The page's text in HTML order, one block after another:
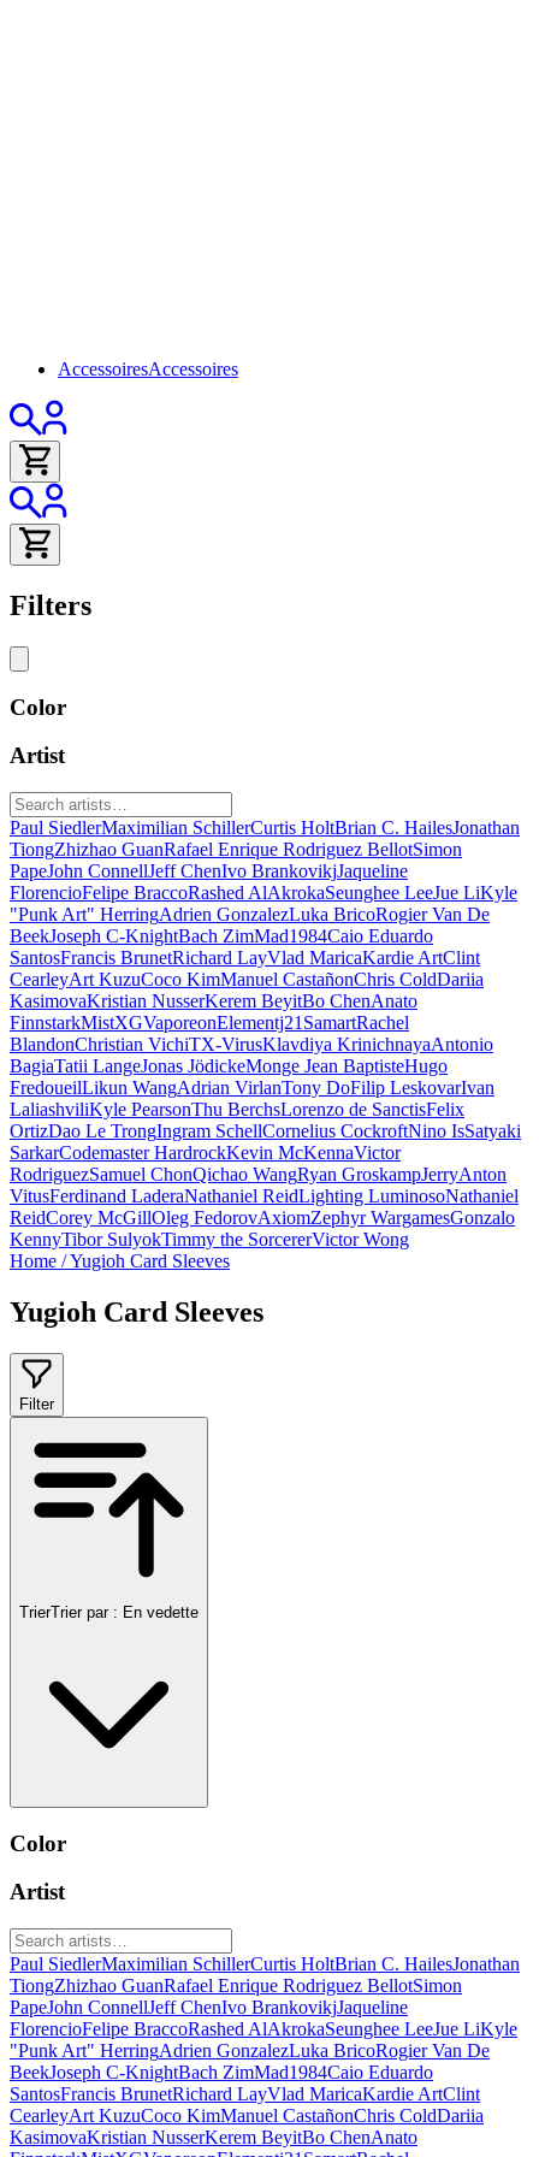
AccessoiresAccessoires
Filters
Color
Artist
Paul SiedlerMaximilian SchillerCurtis HoltBrian C. HailesJonathan
TiongZhizhao GuanRafael Enrique Rodriguez BellotSimon
PapeJohn ConnellJeff ChenIvo BrankovikjJaqueline
FlorencioFelipe BraccoRashed AlAkrokaSeunghee LeeJue LiKyle
"Punk Art" HerringAdrien GonzalezLuka BricoRogier Van De
BeekJoseph C-KnightBach ZimMad1984Caio Eduardo
SantosFrancis BrunetRichard LayVlad MaricaKardie ArtClint
CearleyArt KuzuCoco KimManuel CastañonChris ColdDariia
KasimovaKristian NusserKerem BeyitBo ChenAnato
FinnstarkMistXGVaporeonElementj21 SamartRachel
BlandonChristian VichiTX-VirusKlavdiya KrinichnayaAntonio
BagiaTatii LangeJonas JödickeMonge Jean BaptisteHugo
FredoueilLikun WangAdrian VirlanTony DoFilip LeskovarIvan
LaliashviliKyle PearsonThu BerchsLorenzo de SanctisFelix
OrtizDao Le TrongIngram SchellCornelius CockroftNino IsSatyaki
SarkarCodemaster HardrockKevin McKennaVictor
RodriguezSamuel ChonQichao WangRyan GroskampJerryAnton
VitusFerdinand LaderaNathaniel ReidLighting LuminosoNathaniel
ReidCorey McGillOleg FedorovAxiomZephyr WargamesGonzalo
KennyTibor SulyokTimmy the SorcererVictor Wong
Home /Yugioh Card Sleeves
Yugioh Card Sleeves
Filter
TrierTrier par : En vedette
Color
Artist
Paul SiedlerMaximilian SchillerCurtis HoltBrian C. HailesJonathan
TiongZhizhao GuanRafael Enrique Rodriguez BellotSimon
PapeJohn ConnellJeff ChenIvo BrankovikjJaqueline
FlorencioFelipe BraccoRashed AlAkrokaSeunghee LeeJue LiKyle
"Punk Art" HerringAdrien GonzalezLuka BricoRogier Van De
BeekJoseph C-KnightBach ZimMad1984Caio Eduardo
SantosFrancis BrunetRichard LayVlad MaricaKardie ArtClint
CearleyArt KuzuCoco KimManuel CastañonChris ColdDariia
KasimovaKristian NusserKerem BeyitBo ChenAnato